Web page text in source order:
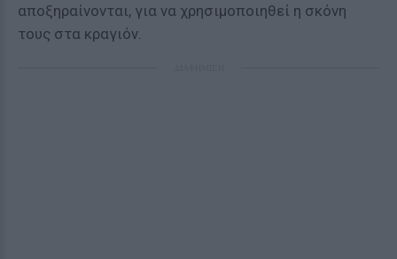
αποξηραίνονται, για να χρησιμοποιηθεί η σκόνη
τους στα κραγιόν.